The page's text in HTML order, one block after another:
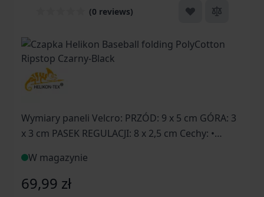
(0 reviews)
Wymiary paneli Velcro: PRZÓD: 9 x 5 cm GÓRA: 3
x 3 cm PASEK REGULACJI: 8 x 2,5 cm Cechy: •
personalizacji • Łamany daszek60% Bawełna, 40%
Poliester
W magazynie
69,99 zł